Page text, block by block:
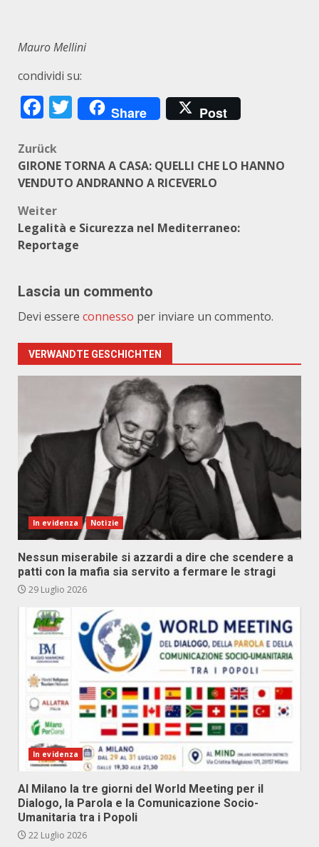
Mauro Mellini
condividi su:
Facebook
Twitter
Share Post
Beitragsnavigation
Zurück
GIRONE TORNA A CASA: QUELLI CHE LO HANNO
VENDUTO ANDRANNO A RICEVERLO
Weiter
Legalità e Sicurezza nel Mediterraneo:
Reportage
Lascia un commento
Devi essere connesso per inviare un commento.
VERWANDTE GESCHICHTEN
In evidenza Notizie
Nessun miserabile si azzardi a dire che scendere a
patti con la mafia sia servito a fermare le stragi
29 Luglio 2026
In evidenza
Al Milano la tre giorni del World Meeting per il
Dialogo, la Parola e la Comunicazione Socio-
Umanitaria tra i Popoli
22 Luglio 2026